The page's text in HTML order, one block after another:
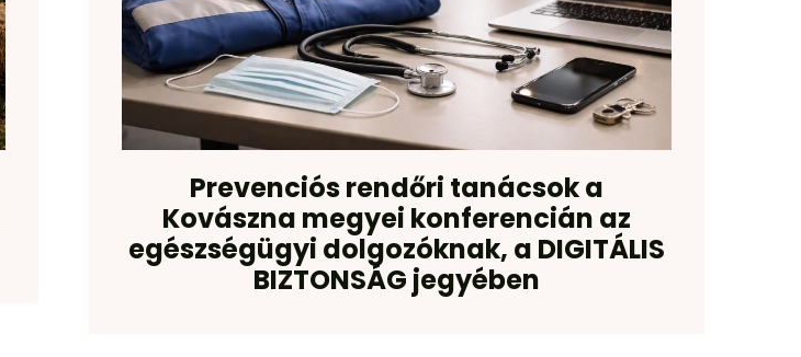
Prevenciós rendőri tanácsok a
Kovászna megyei konferencián az
egészségügyi dolgozóknak, a DIGITÁLIS
BIZTONSÁG jegyében